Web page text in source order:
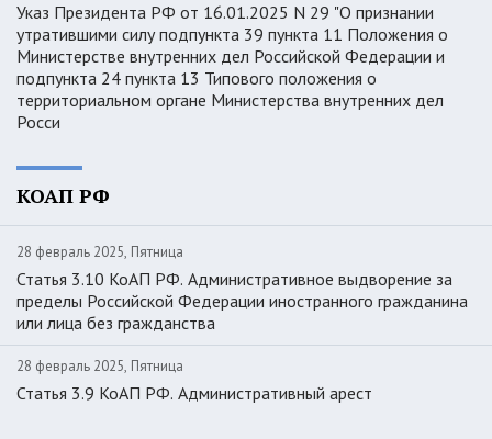
Указ Президента РФ от 16.01.2025 N 29 "О признании
утратившими силу подпункта 39 пункта 11 Положения о
Министерстве внутренних дел Российской Федерации и
подпункта 24 пункта 13 Типового положения о
территориальном органе Министерства внутренних дел
Росси
КОАП РФ
28 февраль 2025, Пятница
Статья 3.10 КоАП РФ. Административное выдворение за
пределы Российской Федерации иностранного гражданина
или лица без гражданства
28 февраль 2025, Пятница
Статья 3.9 КоАП РФ. Административный арест